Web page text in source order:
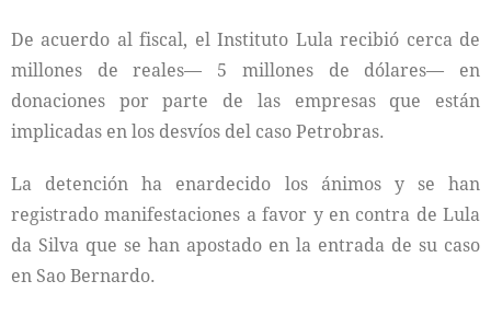
De acuerdo al fiscal, el Instituto Lula recibió cerca de
millones de reales— 5 millones de dólares— en
donaciones por parte de las empresas que están
implicadas en los desvíos del caso Petrobras.
La detención ha enardecido los ánimos y se han
registrado manifestaciones a favor y en contra de Lula
da Silva que se han apostado en la entrada de su caso
en Sao Bernardo.